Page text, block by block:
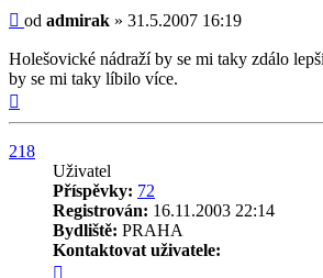
Příspěvek
od admirak » 31.5.2007 16:19
Holešovické nádraží by se mi taky zdálo
by se mi taky líbilo více.
218
Uživatel
Příspěvky: 72
Registrován: 16.11.2003 22:14
Bydliště: PRAHA
Kontaktovat uživatele: